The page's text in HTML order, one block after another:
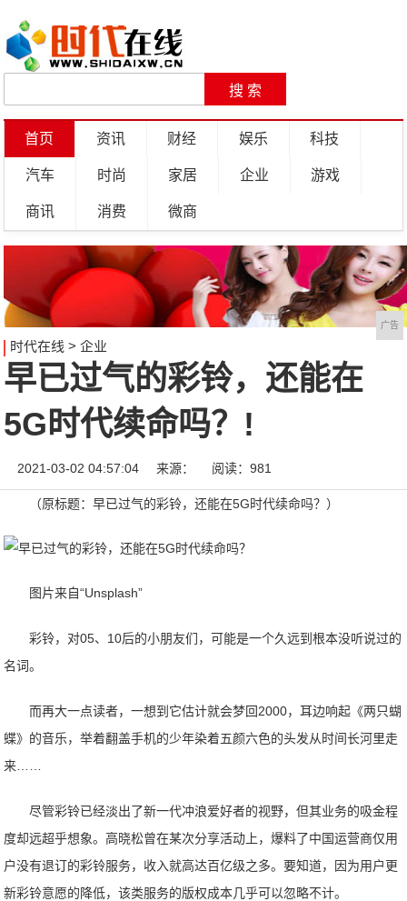
首页 资讯 财经 娱乐 科技
汽车 时尚 家居 企业 游戏
商讯 消费 微商
广告
时代在线 > 企业
早已过气的彩铃，还能在
5G时代续命吗？!
2021-03-02 04:57:04 来源： 阅读：981
（原标题：早已过气的彩铃，还能在5G时代续命吗？）
图片来自“Unsplash”
彩铃，对05、10后的小朋友们，可能是一个久远到根本没听说过的
名词。
而再大一点读者，一想到它估计就会梦回2000，耳边响起《两只蝴
蝶》的音乐，举着翻盖手机的少年染着五颜六色的头发从时间长河里走
来……
尽管彩铃已经淡出了新一代冲浪爱好者的视野，但其业务的吸金程
度却远超乎想象。高晓松曾在某次分享活动上，爆料了中国运营商仅用
户没有退订的彩铃服务，收入就高达百亿级之多。要知道，因为用户更
新彩铃意愿的降低，该类服务的版权成本几乎可以忽略不计。